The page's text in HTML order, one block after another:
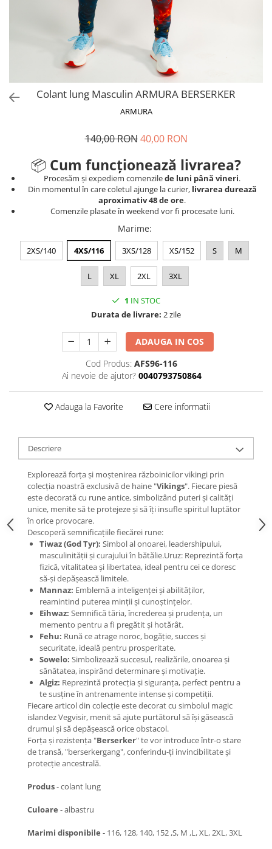
Acccesori Antrenor
Fitness
Mingi medicinale
Recuperare și Îcălzire
Colant lung Masculin ARMURA BERSERKER
ARMURA
140,00 RON 40,00 RON
📦 Cum funcționează livrarea?
Procesăm și expediem comenzilede luni până vineri.
Din momentul în care coletul ajunge la curier, livrarea durează
aproximativ 48 de ore.
Comenzile plasate în weekend vor fi procesate luni.
Marime:
2XS/140 4XS/116 3XS/128 XS/152 S M
L XL 2XL 3XL
1 IN STOC
Durata de livrare: 2 zile
ADAUGA IN COS
Cod Produs: AFS96-116
Ai nevoie de ajutor? 0040793750864
Adauga la Favorite Cere informatii
Descriere
Explorează forța și moștenirea războinicilor vikingi prin
colecția noastră exclusivă de haine "Vikings". Fiecare piesă
este decorată cu rune antice, simbolizând puteri și calități
unice, menite să te protejeze și să îți insufle spiritul luptător
în orice provocare.
Descoperă semnificațiile fiecărei rune:
Tiwaz (God Tyr): Simbol al onoarei, leadershipului,
masculinității și curajului în bătălie.Uruz: Reprezintă forța
fizică, vitalitatea și libertatea, ideal pentru cei ce doresc
să-și depășească limitele.
Mannaz: Emblemă a inteligenței și abilităților,
reamintind puterea minții și cunoștințelor.
Eihwaz: Semnifică tăria, încrederea și prudența, un
memento pentru a fi pregătit și hotărât.
Fehu: Rună ce atrage noroc, bogăție, succes și
securitate, ideală pentru prosperitate.
Sowelo: Simbolizează succesul, realizările, onoarea și
sănătatea, inspirând determinare și motivație.
Algiz: Reprezintă protecția și siguranța, perfect pentru a
te susține în antrenamente intense și competiții.
Fiecare articol din colecție este decorat cu simbolul magic
islandez Vegvisir, menit să ajute purtătorul să își găsească
drumul și să depășească orice obstacol.
Forța și rezistența "Berserker" te vor introduce într-o stare
de transă, "berserkergang", conferindu-ți invincibilitate și
protecție ancestrală.
Produs- colant lung
Culoare - albastru
Marimi disponibile - 116, 128, 140, 152 ,S, M ,L, XL, 2XL, 3XL